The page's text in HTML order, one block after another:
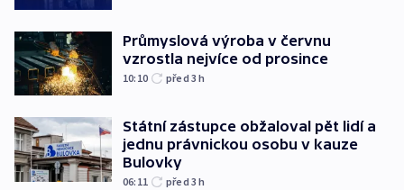
Průmyslová výroba v červnu
vzrostla nejvíce od prosince
10:10 před 3h
Státní zástupce obžaloval pět lidí a
jednu právnickou osobu v kauze
Bulovky
06:11 před 3h